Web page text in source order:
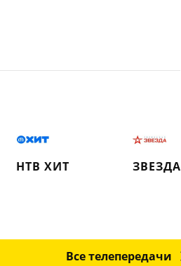
НТВ ХИТ ЗВЕЗДА
Все телепередачи